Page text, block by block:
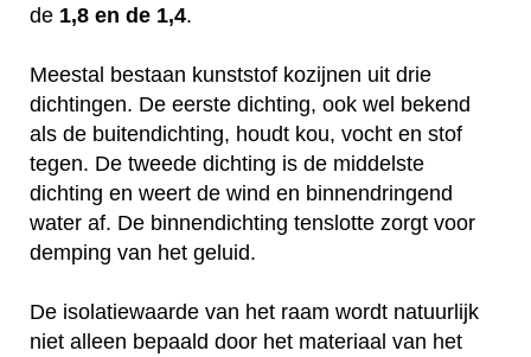
de 1,8 en de 1,4.
Meestal bestaan kunststof kozijnen uit drie
dichtingen. De eerste dichting, ook wel bekend
als de buitendichting, houdt kou, vocht en stof
tegen. De tweede dichting is de middelste
dichting en weert de wind en binnendringend
water af. De binnendichting tenslotte zorgt voor
demping van het geluid.
De isolatiewaarde van het raam wordt natuurlijk
niet alleen bepaald door het materiaal van het